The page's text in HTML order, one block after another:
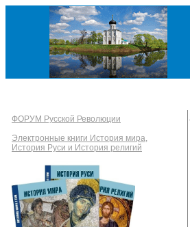
ФОРУМ Русской Революции
Электронные книги История мира,
История Руси и История религий